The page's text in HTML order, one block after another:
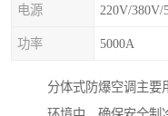
电源 220V/380V/
功率 5000A
分体式防爆空调主要